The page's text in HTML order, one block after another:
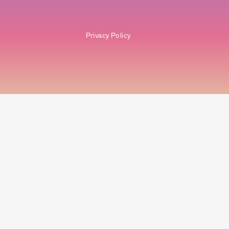
Privacy Policy